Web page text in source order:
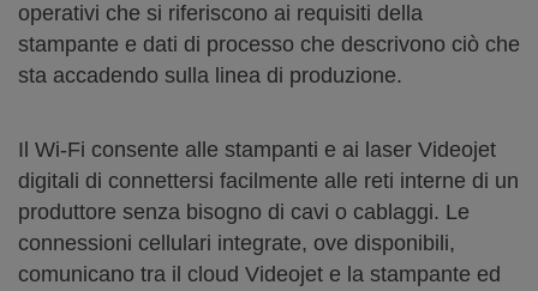
operativi che si riferiscono ai requisiti della
stampante e dati di processo che descrivono ciò che
sta accadendo sulla linea di produzione.
Il Wi-Fi consente alle stampanti e ai laser Videojet
digitali di connettersi facilmente alle reti interne di un
produttore senza bisogno di cavi o cablaggi. Le
connessioni cellulari integrate, ove disponibili,
comunicano tra il cloud Videojet e la stampante ed